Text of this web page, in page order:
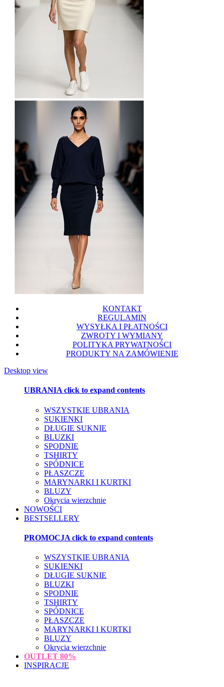
KONTAKT
REGULAMIN
WYSYŁKA I PŁATNOŚCI
ZWROTY I WYMIANY
POLITYKA PRYWATNOŚCI
PRODUKTY NA ZAMÓWIENIE
Desktop view
UBRANIAclick to expand contents
WSZYSTKIE UBRANIA
SUKIENKI
DŁUGIE SUKNIE
BLUZKI
SPODNIE
TSHIRTY
SPÓDNICE
PŁASZCZE
MARYNARKI I KURTKI
BLUZY
Okrycia wierzchnie
NOWOŚCI
BESTSELLERY
PROMOCJA click to expand contents
WSZYSTKIE UBRANIA
SUKIENKI
DŁUGIE SUKNIE
BLUZKI
SPODNIE
TSHIRTY
SPÓDNICE
PŁASZCZE
MARYNARKI I KURTKI
BLUZY
Okrycia wierzchnie
OUTLET 80%
INSPIRACJE